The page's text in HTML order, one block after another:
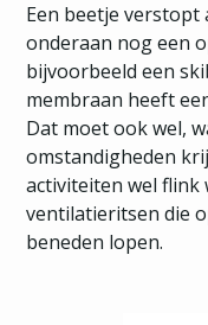
Een beetje
onderaan nog een
bijvoorbeeld een
membraan heeft
Dat moet ook wel,
omstandigheden
activiteiten wel flink
ventilatieritsen die
beneden lopen.